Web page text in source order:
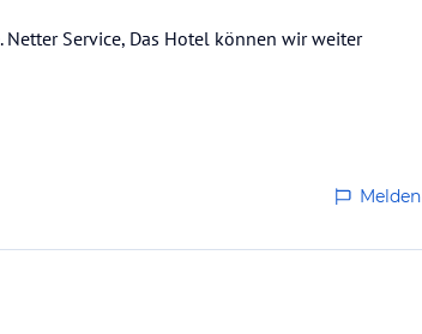
Service, Das Hotel können wir weiter
Melden